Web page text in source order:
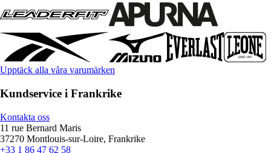
Upptäck alla våra varumärken
Kundservice i Frankrike
Kontakta oss
11 rue Bernard Maris
37270 Montlouis-sur-Loire, Frankrike
+33 1 86 47 62 58